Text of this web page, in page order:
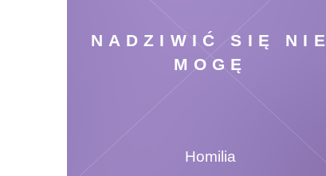
NADZIWIĆ SIĘ NIE
MOGĘ
Homilia